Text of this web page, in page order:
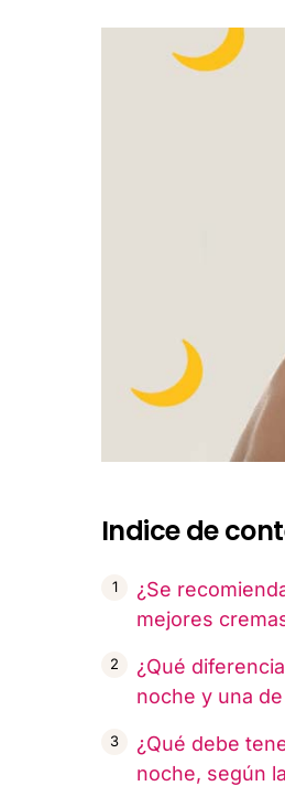
Indice de
¿Se
mejores
¿Qué
noche y una
¿Qué debe
noche, según